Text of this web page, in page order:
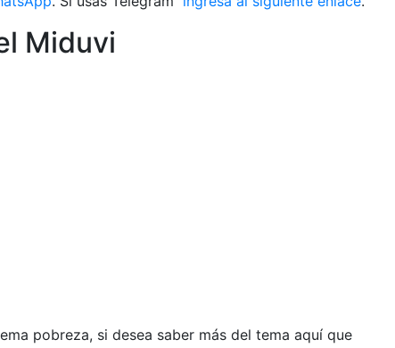
Miduvi
pobreza, si desea saber más del tema aquí que